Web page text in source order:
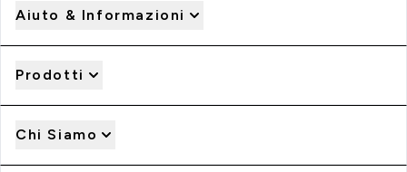
Aiuto & Informazioni
Prodotti
Chi Siamo